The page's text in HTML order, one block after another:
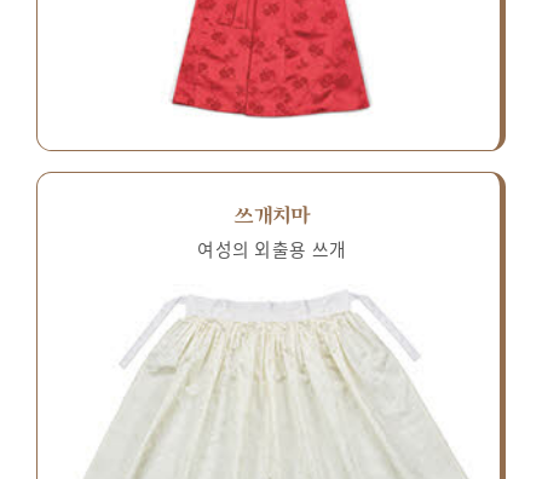
쓰개치마
여성의 외출용 쓰개